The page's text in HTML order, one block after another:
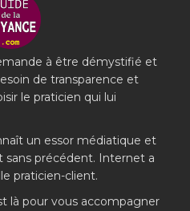
à être démystifié et
de transparence et
le praticien qui lui
un essor médiatique et
précédent. Internet a
praticien-client.
là pour vous accompagner